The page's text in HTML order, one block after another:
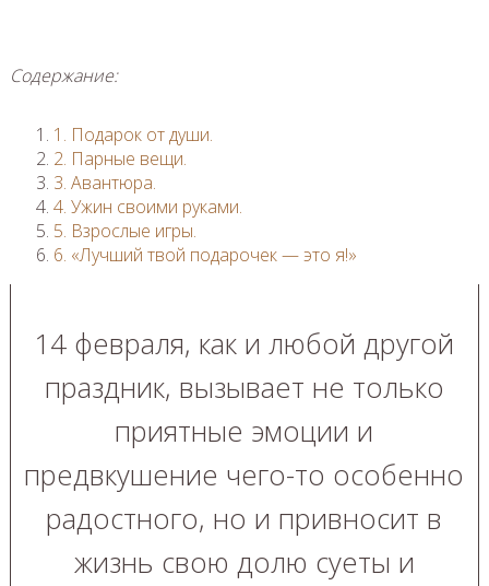
Содержание:
1. Подарок от души.
2. Парные вещи.
3. Авантюра.
4. Ужин своими руками.
5. Взрослые игры.
6. «Лучший твой подарочек — это я!»
14 февраля, как и любой другой
праздник, вызывает не только
приятные эмоции и
предвкушение чего-то особенно
радостного, но и привносит в
жизнь свою долю суеты и